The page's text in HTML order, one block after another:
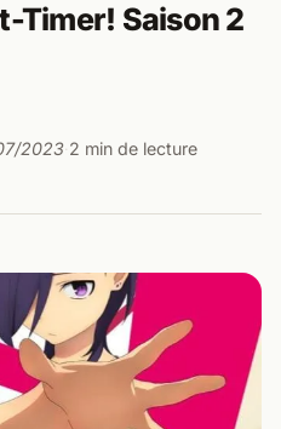
Timer! Saison 2
2023· 2 min de lecture